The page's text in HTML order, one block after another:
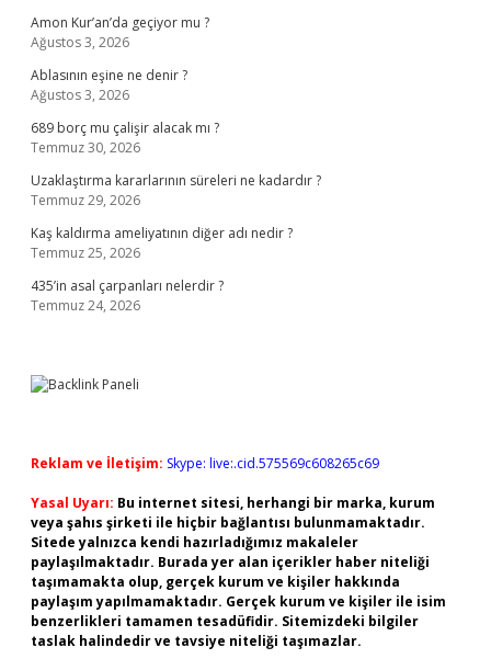
Amon Kur’an’da geçiyor mu ?
Ağustos 3, 2026
Ablasının eşine ne denir ?
Ağustos 3, 2026
689 borç mu çalişir alacak mı ?
Temmuz 30, 2026
Uzaklaştırma kararlarının süreleri ne kadardır ?
Temmuz 29, 2026
Kaş kaldırma ameliyatının diğer adı nedir ?
Temmuz 25, 2026
435’in asal çarpanları nelerdir ?
Temmuz 24, 2026
Reklam ve İletişim: Skype: live:.cid.575569c608265c69
Yasal Uyarı: Bu internet sitesi, herhangi bir marka, kurum
veya şahıs şirketi ile hiçbir bağlantısı bulunmamaktadır.
Sitede yalnızca kendi hazırladığımız makaleler
paylaşılmaktadır. Burada yer alan içerikler haber niteliği
taşımamakta olup, gerçek kurum ve kişiler hakkında
paylaşım yapılmamaktadır. Gerçek kurum ve kişiler ile isim
benzerlikleri tamamen tesadüfidir. Sitemizdeki bilgiler
taslak halindedir ve tavsiye niteliği taşımazlar.